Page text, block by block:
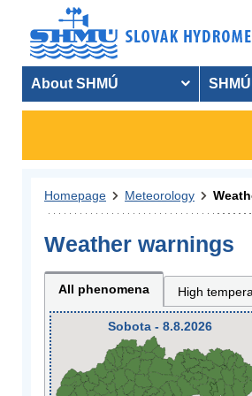
About SHMÚ
Homepage Meteorology
Weather warnings
All phenomena High
Sobota - 8.8.2026